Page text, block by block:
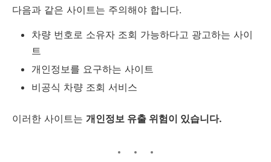
다음과 같은 사이트는 주의해야 합니다.
차량 번호로 소유자 조회 가능하다고 광고하는 사이
트
개인정보를 요구하는 사이트
비공식 차량 조회 서비스
이러한 사이트는 개인정보 유출 위험이 있습니다.